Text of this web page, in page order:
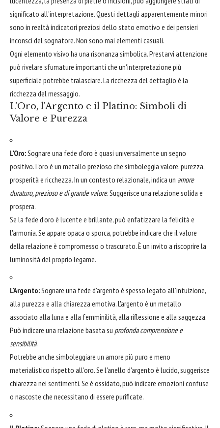
significato all'interpretazione. Questi dettagli apparentemente minori
sono in realtà indicatori preziosi dello stato emotivo e dei pensieri
inconsci del sognatore. Non sono mai elementi casuali.
Ogni elemento visivo ha una risonanza simbolica. Prestarvi attenzione
può rivelare sfumature importanti che un'interpretazione più
superficiale potrebbe tralasciare. La ricchezza del dettaglio è la
ricchezza del messaggio.
L'Oro, l'Argento e il Platino: Simboli di
Valore e Purezza
L'Oro:Sognare una fede d'oro è quasi universalmente un segno
positivo. L'oro è un metallo prezioso che simboleggia valore, purezza,
prosperità e ricchezza. In un contesto relazionale, indica un amore
duraturo, prezioso e di grande valore. Suggerisce una relazione solida e
prospera.
Se la fede d'oro è lucente e brillante, può enfatizzare la felicità e
l'armonia. Se appare opaca o sporca, potrebbe indicare che il valore
della relazione è compromesso o trascurato. È un invito a riscoprire la
luminosità del proprio legame.
L'Argento:Sognare una fede d'argento è spesso legato all'intuizione,
alla purezza e alla chiarezza emotiva. L'argento è un metallo
associato alla luna e alla femminilità, alla riflessione e alla saggezza.
Può indicare una relazione basata su profonda comprensione e
sensibilità.
Potrebbe anche simboleggiare un amore più puro e meno
materialistico rispetto all'oro. Se l'anello d'argento è lucido, suggerisce
chiarezza nei sentimenti. Se è ossidato, può indicare emozioni confuse
o nascoste che necessitano di essere purificate.